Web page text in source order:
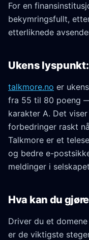
For en
bekymringsfullt,
etterliknede
Ukens
talkmore.no er
fra 55 til 80 poeng
karakter A. Det
forbedringer raskt
Talkmore er et
og bedre e-
meldinger i
Hva kan du
Driver du et
er de viktigste